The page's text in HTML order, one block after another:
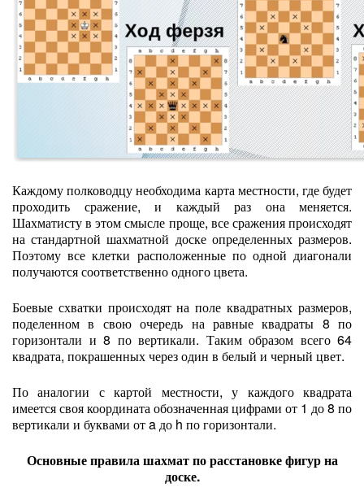
Каждому полководцу необходима карта местности, где будет
проходить сражение, и каждый раз она меняется.
Шахматисту в этом смысле проще, все сражения происходят
на стандартной шахматной доске определенных размеров.
Поэтому все клетки расположенные по одной диагонали
получаются соответственно одного цвета.
Боевые схватки происходят на поле квадратных размеров,
поделенном в свою очередь на равные квадраты 8 по
горизонтали и 8 по вертикали. Таким образом всего 64
квадрата, покрашенных через один в белый и черный цвет.
По аналогии с картой местности, у каждого квадрата
имеется своя координата обозначенная цифрами от 1 до 8 по
вертикали и буквами от a до h по горизонтали.
Основные правила шахмат по расстановке фигур на
доске.